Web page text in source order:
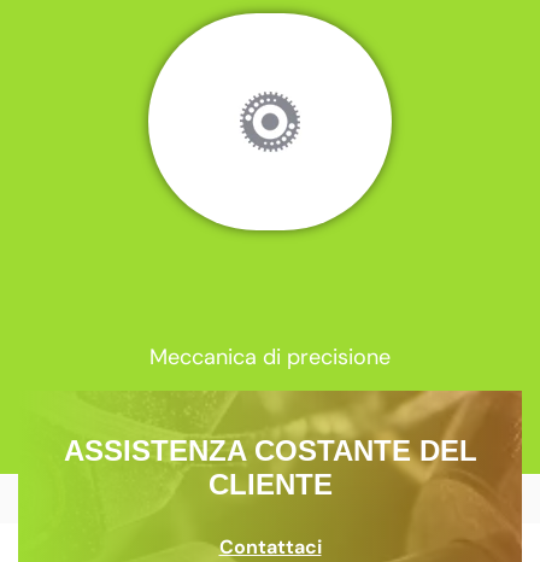
Meccanica di precisione
ASSISTENZA COSTANTE DEL
CLIENTE
Contattaci